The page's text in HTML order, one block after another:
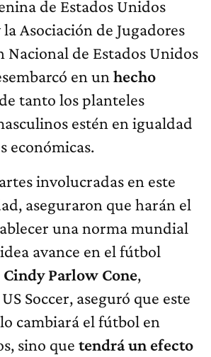
de Estados Unidos
Asociación de Jugadores
Nacional de Estados Unidos
en un hecho
tanto los planteles
estén en igualdad
económicas.
involucradas en este
aseguraron que harán el
una norma mundial
avance en el fútbol
Cindy Parlow Cone,
Soccer, aseguró que este
cambiará el fútbol en
sino que tendrá un efecto